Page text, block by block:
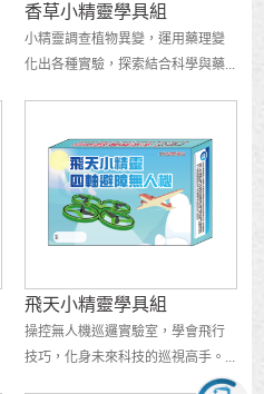
香草小精靈學具組
小精靈調查植物異變，運用藥理變
化出各種實驗，探索結合科學與藥...
飛天小精靈學具組
操控無人機巡邏實驗室，學會飛行
技巧，化身未來科技的巡視高手。...